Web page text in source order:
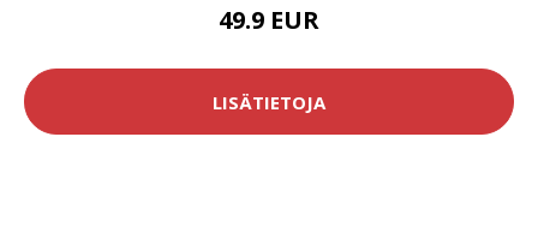
49.9 EUR
LISÄTIETOJA